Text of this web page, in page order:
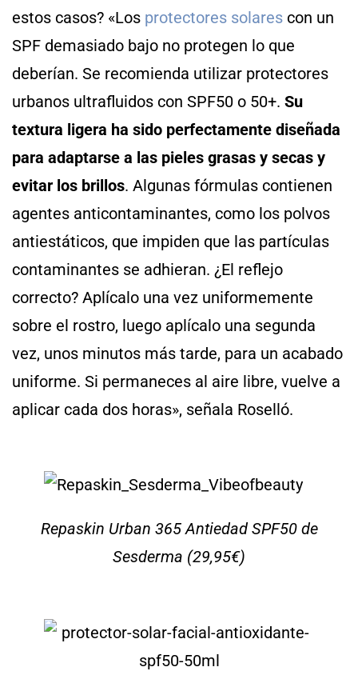
estos casos? «Los protectores solares con un
SPF demasiado bajo no protegen lo que
deberían. Se recomienda utilizar protectores
urbanos ultrafluidos con SPF50 o 50+. Su
textura ligera ha sido perfectamente diseñada
para adaptarse a las pieles grasas y secas y
evitar los brillos. Algunas fórmulas contienen
agentes anticontaminantes, como los polvos
antiestáticos, que impiden que las partículas
contaminantes se adhieran. ¿El reflejo
correcto? Aplícalo una vez uniformemente
sobre el rostro, luego aplícalo una segunda
vez, unos minutos más tarde, para un acabado
uniforme. Si permaneces al aire libre, vuelve a
aplicar cada dos horas», señala Roselló.
Repaskin Urban 365 Antiedad SPF50 de
Sesderma (29,95€)